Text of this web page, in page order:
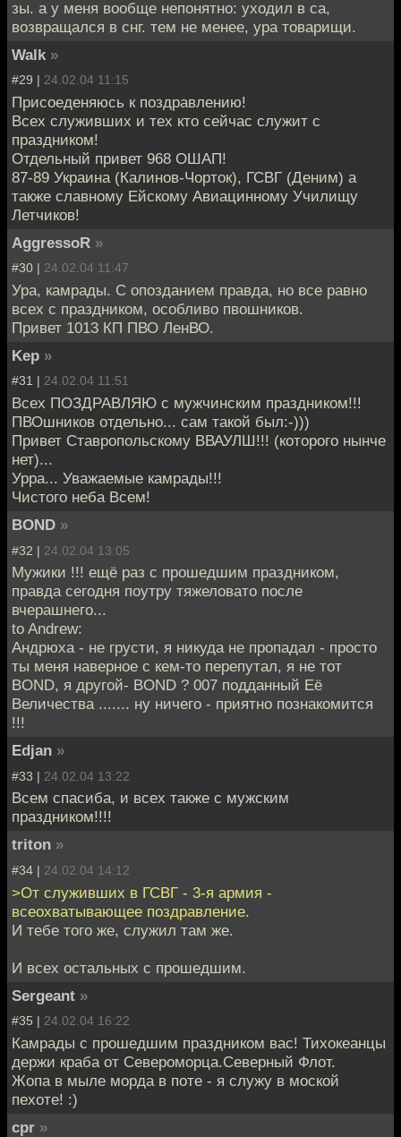
зы. а у меня вообще непонятно: уходил в са,
возвращался в снг. тем не менее, ура товарищи.
Walk »
#29 | 24.02.04 11:15
Присоеденяюсь к поздравлению!
Всех служивших и тех кто сейчас служит с
праздником!
Отдельный привет 968 ОШАП!
87-89 Украина (Калинов-Чорток), ГСВГ (Деним) а
также славному Ейскому Авиацинному Училищу
Летчиков!
AggressoR »
#30 | 24.02.04 11:47
Ура, камрады. С опозданием правда, но все равно
всех с праздником, особливо пвошников.
Привет 1013 КП ПВО ЛенВО.
Kep »
#31 | 24.02.04 11:51
Всех ПОЗДРАВЛЯЮ с мужчинским праздником!!!
ПВОшников отдельно... сам такой был:-)))
Привет Ставропольскому ВВАУЛШ!!! (которого нынче
нет)...
Урра... Уважаемые камрады!!!
Чистого неба Всем!
BOND »
#32 | 24.02.04 13:05
Мужики !!! ещё раз с прошедшим праздником,
правда сегодня поутру тяжеловато после
вчерашнего...
to Andrew:
Андрюха - не грусти, я никуда не пропадал - просто
ты меня наверное с кем-то перепутал, я не тот
BOND, я другой- BOND ? 007 подданный Её
Величества ....... ну ничего - приятно познакомится
!!!
Edjan »
#33 | 24.02.04 13:22
Всем спасиба, и всех также с мужским
праздником!!!!
triton »
#34 | 24.02.04 14:12
>От служивших в ГСВГ - 3-я армия -
всеохватывающее поздравление.
И тебе того же, служил там же.
И всех остальных с прошедшим.
Sergeant »
#35 | 24.02.04 16:22
Камрады с прошедшим праздником вас! Тихокеанцы
держи краба от Североморца.Северный Флот.
Жопа в мыле морда в поте - я служу в моской
пехоте! :)
cpr »